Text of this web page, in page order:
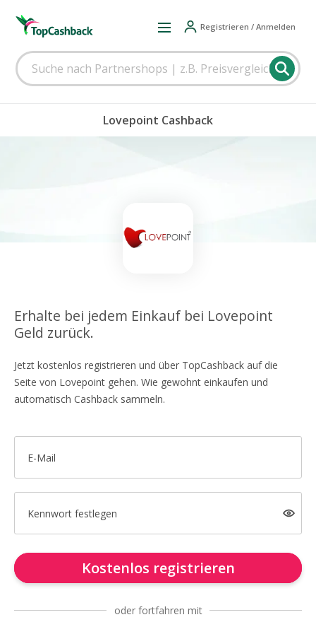
Registrieren / Anmelden
Lovepoint Cashback
Erhalte bei jedem Einkauf bei Lovepoint
Geld zurück.
Jetzt kostenlos registrieren und über TopCashback auf die
Seite von Lovepoint gehen. Wie gewohnt einkaufen und
automatisch Cashback sammeln.
E-Mail
Kennwort festlegen
Kostenlos registrieren
oder fortfahren mit